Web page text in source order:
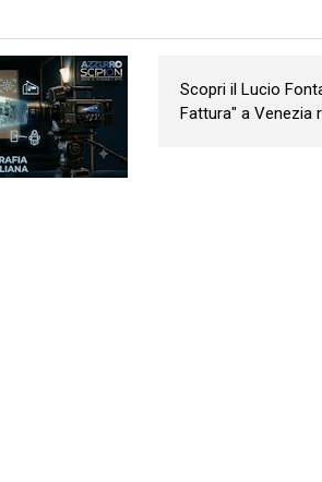
Scopri il Lucio
Fattura" a Venezia